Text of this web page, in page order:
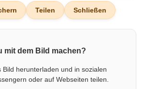
Teilen Schließen
mit dem Bild machen?
Bild herunterladen und in sozialen
oder auf Webseiten teilen.